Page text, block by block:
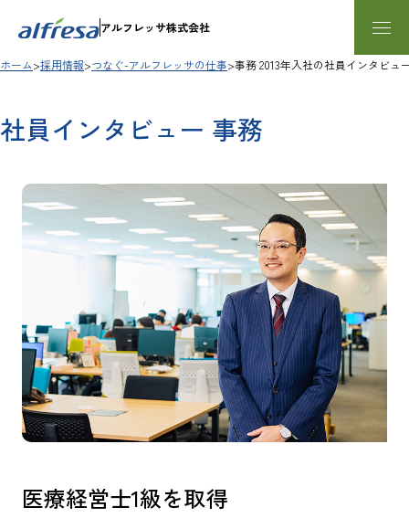
アルフレッサ株式会社
ホーム 採用情報 つなぐ-アルフレッサの仕事 事務 2013年入社の社員インタビュ
社員インタビュー 事務
医療経営士1級を取得